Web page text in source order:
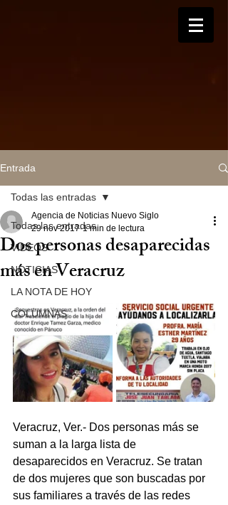
Entrada
Todas las entradas
VIDEOS
NOTICIAS
LA NOTA DE HOY
COLUMNAS
Todas las entradas
Dos personas desaparecidas
más en Veracruz
Agencia de Noticias Nuevo Siglo
29 nov 2017 1 min de lectura
Veracruz, Ver.- Dos personas más se
suman a la larga lista de
desaparecidos en Veracruz. Se tratan
de dos mujeres que son buscadas por
sus familiares a través de las redes